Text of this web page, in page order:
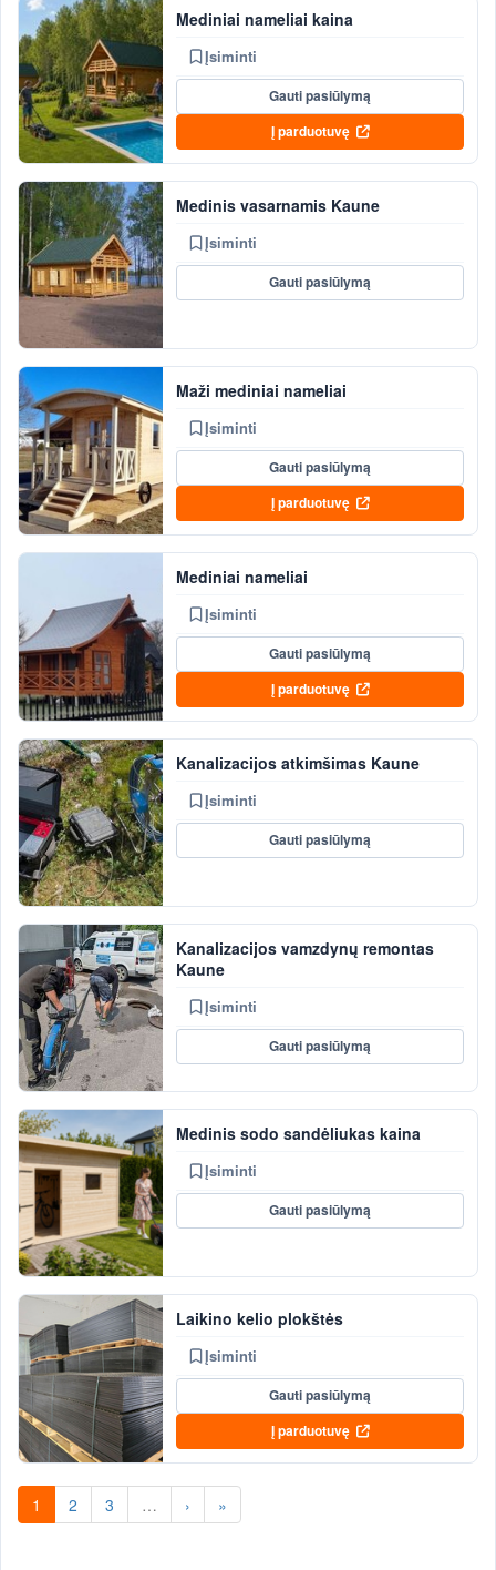
Mediniai nameliai kaina
Įsiminti
Gauti pasiūlymą
Į parduotuvę
Medinis vasarnamis Kaune
Įsiminti
Gauti pasiūlymą
Maži mediniai nameliai
Įsiminti
Gauti pasiūlymą
Į parduotuvę
Mediniai nameliai
Įsiminti
Gauti pasiūlymą
Į parduotuvę
Kanalizacijos atkimšimas Kaune
Įsiminti
Gauti pasiūlymą
Kanalizacijos vamzdynų remontas
Kaune
Įsiminti
Gauti pasiūlymą
Medinis sodo sandėliukas kaina
Įsiminti
Gauti pasiūlymą
Laikino kelio plokštės
Įsiminti
Gauti pasiūlymą
Į parduotuvę
1 2 3 … › »